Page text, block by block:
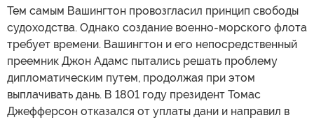
Тем самым Вашингтон провозгласил принцип свободы
судоходства. Однако создание военно-морского флота
требует времени. Вашингтон и его непосредственный
преемник Джон Адамс пытались решать проблему
дипломатическим путем, продолжая при этом
выплачивать дань. В 1801 году президент Томас
Джефферсон отказался от уплаты дани и направил в